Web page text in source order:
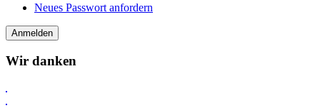
Neues Passwort anfordern
Wir danken